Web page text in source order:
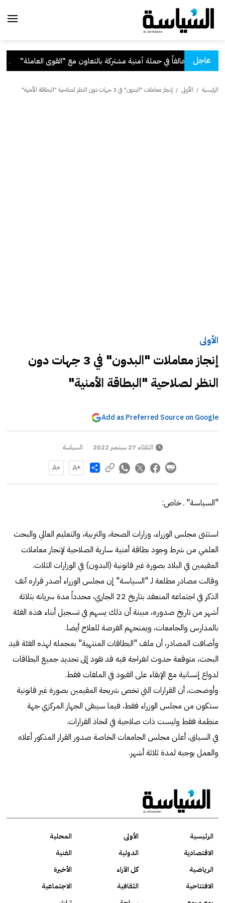
عاجلمع "القوى العاملة"
الرئيسية / الأولى / إنجاز معاملات "البدون" في 3 جهات دون النظر لصلاحية "البطاقة الأمنية"
الأولى
إنجاز معاملات "البدون" في 3 جهات دون
النظر لصلاحية "البطاقة الأمنية"
Add as Preferred Source on Google
الثلاثاء 27 سبتمبر 2022 السياسة
Share
"السياسة" ـ خاص:
استثنى مجلس الوزراء، وزارات الصحة، والتربية، والتعليم العالي والبحث
العلمي من شرط وجود بطاقة أمنية سارية الصلاحية لإنجاز معاملات
المقيمين في البلاد بصورة غير قانونية (البدون) في الوزارات الثلاث.
وقالت مصادر مطلعة لـ "السياسة" إن مجلس الوزراء أصدر قراره آنف
الذكر في اجتماعه المنعقد بتاريخ 22 الجاري، محدداً مدة سريانه بثلاثة
أشهر من تاريخ صدوره، مبينة أن ذلك يسهم في تسجيل أبناء هذه الفئة
بالمدارس والجامعات، ويمنحهم الفرصة للعلاج أيضا.
وأضافت المصادر، أن ملف "البطاقات المنتهية" بمجمله لهذه الفئة قيد
البحث، متوقعة حدوث انفراجة فيه قد تقود إلى تجديد جميع البطاقات
لدواع إنسانية مع الإبقاء على القيود في الملفات فقط.
وأوضحت، أن القرارات التي تخص شريحة المقيمين بصورة غير قانونية
ستكون من مجلس الوزراء فقط، فيما سيبقى الجهاز المركزي جهة
منظمة فقط وليست ذات صلاحية في اتخاذ القرارات.
في السياق، أعلن مجلس الجامعات الخاصة صدور القرار المذكور أعلاه
والعمل بوجبه لمدة ثلاثة أشهر.
الرئيسية الأولى
المحلية
الاقتصادية
الدولية
الفنية
الرياضية
كل الآراء
الأخيرة
الافتتاحية
الثقافية
الاجتماعية